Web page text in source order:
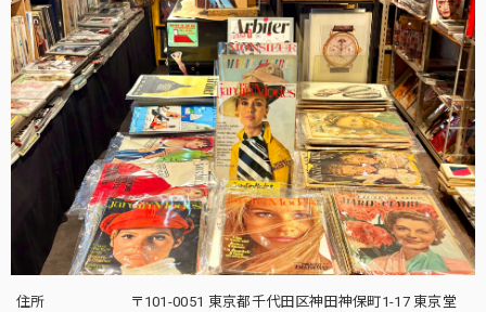
住所
〒101-0051 東京都千代田区神田神保町1-17 東京堂